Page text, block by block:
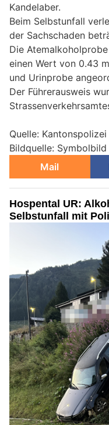
Kandelaber.
Beim Selbstunfall
der Sachschaden
Die
einen Wert von 0.43
und Urinprobe
Der Führerausweis
Quelle:
Bildquelle:
Mail
Hospental UR:
Selbstunfall mit